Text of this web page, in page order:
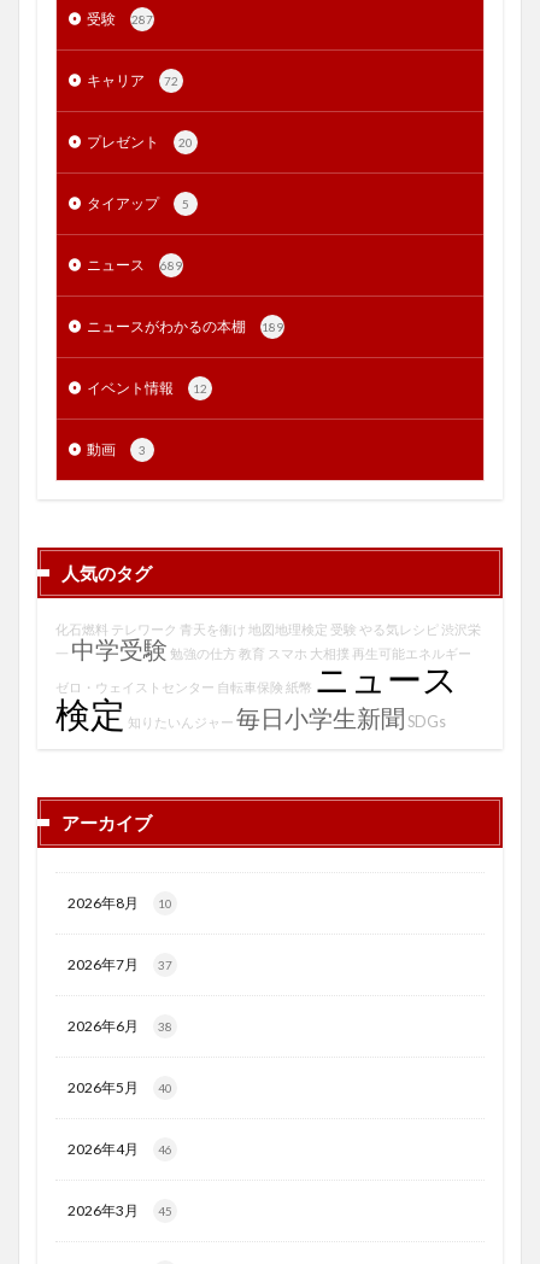
受験 287
キャリア 72
プレゼント 20
タイアップ 5
ニュース 689
ニュースがわかるの本棚 189
イベント情報 12
動画 3
人気のタグ
化石燃料 テレワーク 青天を衝け 地図地理検定 受験 やる気レシピ 渋沢栄
一 中学受験 勉強の仕方 教育 スマホ 大相撲 再生可能エネルギー
ゼロ・ウェイストセンター 自転車保険 紙幣 ニュース
検定 知りたいんジャー 毎日小学生新聞 SDGs
アーカイブ
2026年8月 10
2026年7月 37
2026年6月 38
2026年5月 40
2026年4月 46
2026年3月 45